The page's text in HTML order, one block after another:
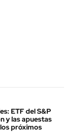
ETF del S&P
y las apuestas
próximos